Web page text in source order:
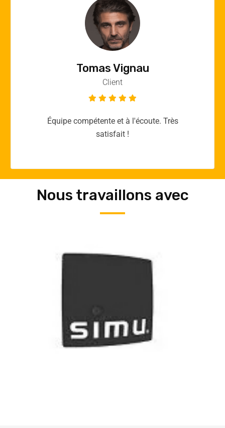
Vincent Quere
Client
Merci yellow365.work pour votre expertise!
Nous travaillons avec